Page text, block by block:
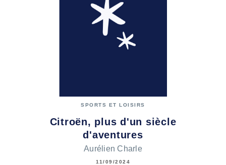
SPORTS ET LOISIRS
Citroën, plus d'un siècle
d'aventures
Aurélien Charle
11/09/2024